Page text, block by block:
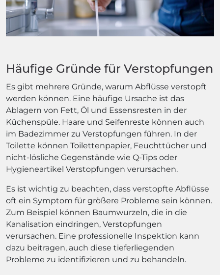
Häufige Gründe für Verstopfungen
Es gibt mehrere Gründe, warum Abflüsse verstopft
werden können. Eine häufige Ursache ist das
Ablagern von Fett, Öl und Essensresten in der
Küchenspüle. Haare und Seifenreste können auch
im Badezimmer zu Verstopfungen führen. In der
Toilette können Toilettenpapier, Feuchttücher und
nicht-lösliche Gegenstände wie Q-Tips oder
Hygieneartikel Verstopfungen verursachen.
Es ist wichtig zu beachten, dass verstopfte Abflüsse
oft ein Symptom für größere Probleme sein können.
Zum Beispiel können Baumwurzeln, die in die
Kanalisation eindringen, Verstopfungen
verursachen. Eine professionelle Inspektion kann
dazu beitragen, auch diese tieferliegenden
Probleme zu identifizieren und zu behandeln.